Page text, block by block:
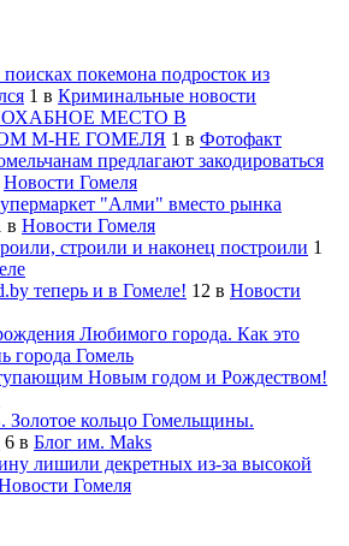
покемона подросток из
1 в Криминальные новости
МЕСТО В
М-НЕ ГОМЕЛЯ 1 в Фотофакт
предлагают закодироваться
Новости Гомеля
"Алми" вместо рынка
в Новости Гомеля
строили и наконец построили 1
теперь и в Гомеле! 12 в Новости
Любимого города. Как это
города Гомель
Новым годом и Рождеством!
кольцо Гомельщины.
6 в Блог им. Maks
лишили декретных из-за высокой
Гомеля